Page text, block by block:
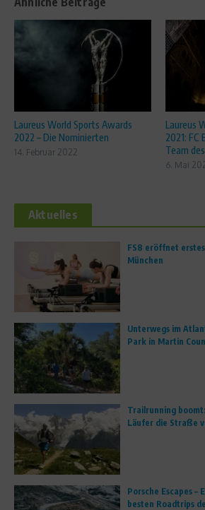
Laureus World Sports Awards
2022 – Die Nominierten
14. Februar 2022
Laureus
2021: FC
Team
6. Mai
Aktuelles
FS8 eröffnet
München
Unterwegs im
Park in Martin
Trailrunning
Läufer die Straße
Porsche Escapes –
besten Roadtrips